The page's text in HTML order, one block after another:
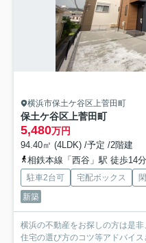
横浜市保土ケ谷区上菅田町
保土ケ谷区上菅田町
5,480万円
94.40㎡ (4LDK) /予定 /2階建
相鉄本線「西谷」駅 徒歩14分
駐車2台可 宅配ボックス
新築
横浜の不動産をお探しの方は是
住宅の選び方のコツ等アドバイ